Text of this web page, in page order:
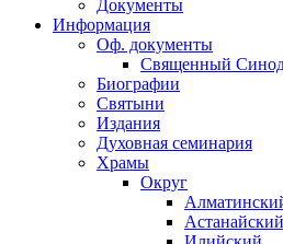
Документы
Информация
Оф. документы
Священный
Биографии
Святыни
Издания
Духовная семинария
Храмы
Округ
Астанайский